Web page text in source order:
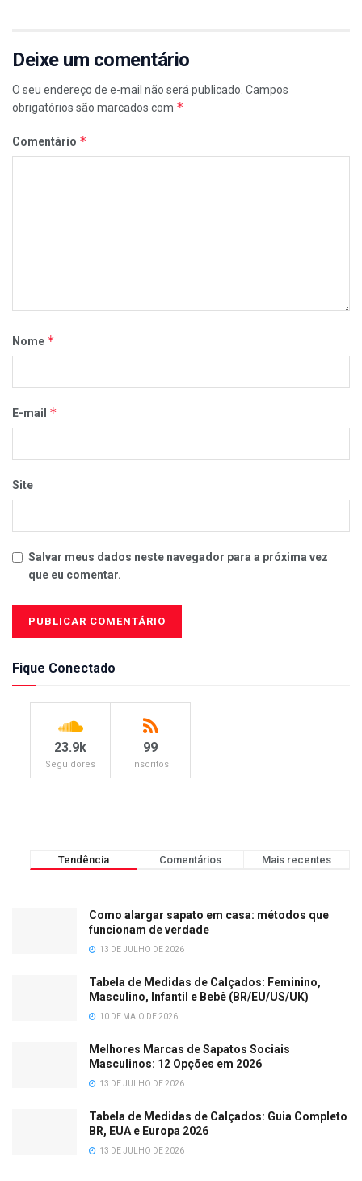
Deixe um comentário
O seu endereço de e-mail não será publicado. Campos
obrigatórios são marcados com *
Comentário *
Nome *
E-mail *
Site
Salvar meus dados neste navegador para a próxima vez
que eu comentar.
Fique Conectado
23.9k
Seguidores
99
Inscritos
Tendência Comentários Mais recentes
Como alargar sapato em casa: métodos que
funcionam de verdade
13 DE JULHO DE 2026
Tabela de Medidas de Calçados: Feminino,
Masculino, Infantil e Bebê (BR/EU/US/UK)
10 DE MAIO DE 2026
Melhores Marcas de Sapatos Sociais
Masculinos: 12 Opções em 2026
13 DE JULHO DE 2026
Tabela de Medidas de Calçados: Guia Completo
BR, EUA e Europa 2026
13 DE JULHO DE 2026